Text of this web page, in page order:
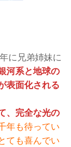
に兄弟姉妹に
河系と地球の
表面化される
、完全な光の
年も待ってい
ても喜んでい